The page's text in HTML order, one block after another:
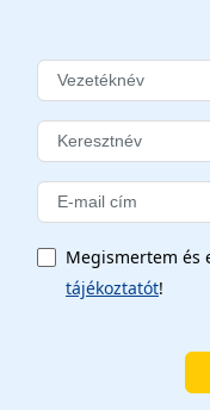
Megismertem és
tájékoztatót!